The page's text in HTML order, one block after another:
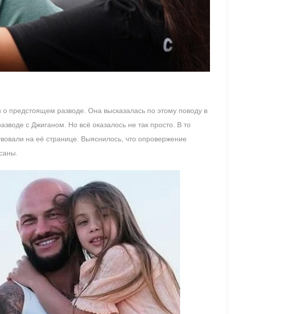
предстоящем разводе. Она высказалась по этому поводу в
с Джиганом. Но всё оказалось не так просто. В то
на её странице. Выяснилось, что опровержение